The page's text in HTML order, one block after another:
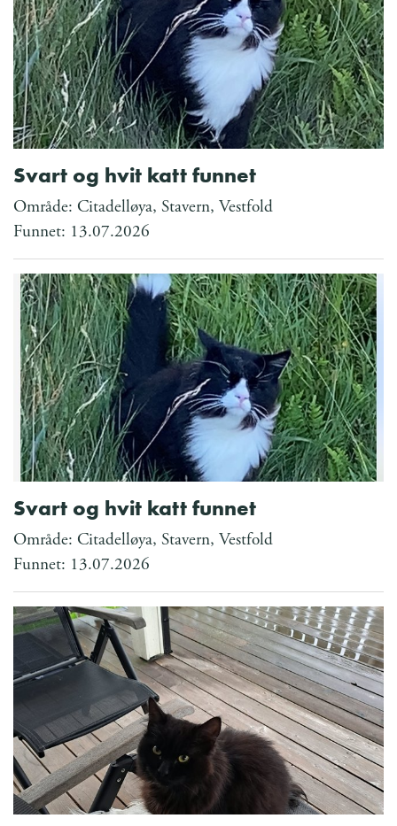
Svart og hvit katt funnet
Område: Citadelløya, Stavern, Vestfold
Funnet: 13.07.2026
Svart og hvit katt funnet
Område: Citadelløya, Stavern, Vestfold
Funnet: 13.07.2026